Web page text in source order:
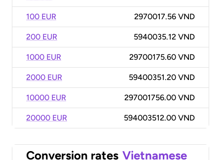
100 EUR 2970017.56 VND
200 EUR 5940035.12 VND
1000 EUR 29700175.60 VND
2000 EUR 59400351.20 VND
10000 EUR 297001756.00 VND
20000 EUR 594003512.00 VND
Conversion rates Vietnamese